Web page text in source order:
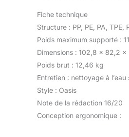
Fiche technique
Structure : PP, PE, PA, TPE,
Poids maximum supporté :
Dimensions : 102,8 x 82,2 x
Poids brut : 12,46 kg
Entretien : nettoyage à
Style : Oasis
Note de la rédaction 16/20
Conception ergonomique :